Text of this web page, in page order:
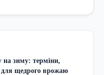
на зиму: терміни,
для щедрого врожаю